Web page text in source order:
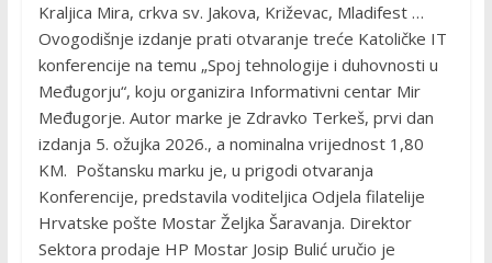
Kraljica Mira, crkva sv. Jakova, Križevac, Mladifest …
Ovogodišnje izdanje prati otvaranje treće Katoličke IT
konferencije na temu „Spoj tehnologije i duhovnosti u
Međugorju“, koju organizira Informativni centar Mir
Međugorje. Autor marke je Zdravko Terkeš, prvi dan
izdanja 5. ožujka 2026., a nominalna vrijednost 1,80
KM. Poštansku marku je, u prigodi otvaranja
Konferencije, predstavila voditeljica Odjela filatelije
Hrvatske pošte Mostar Željka Šaravanja. Direktor
Sektora prodaje HP Mostar Josip Bulić uručio je